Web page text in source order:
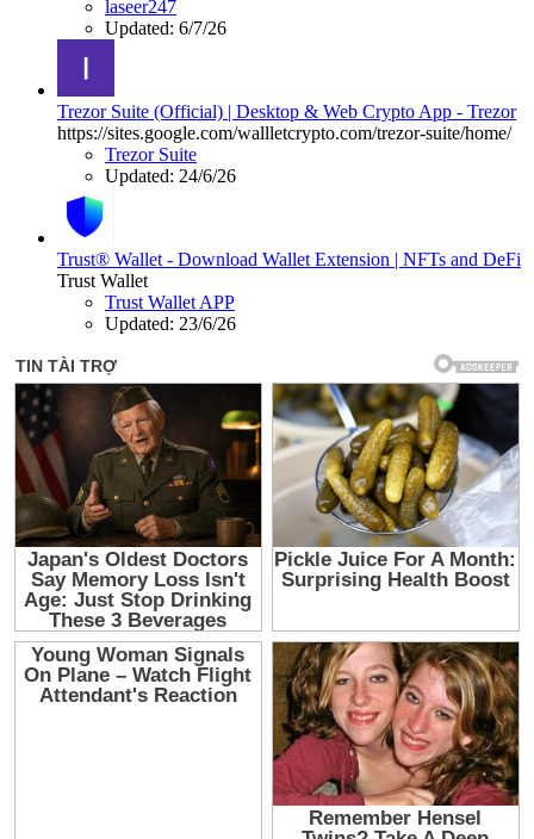
laseer247
Updated: 6/7/26
Trezor Suite (Official) | Desktop & Web Crypto App - Trezor
https://sites.google.com/wallletcrypto.com/trezor-suite/home/
Trezor Suite
Updated: 24/6/26
Trust® Wallet - Download Wallet Extension | NFTs and DeFi
Trust Wallet
Trust Wallet APP
Updated: 23/6/26